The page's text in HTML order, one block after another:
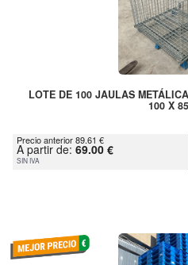
LOTE DE 100 JAULAS
100 X
Precio anterior 89.61 €
A partir de: 69.00 €
SIN IVA